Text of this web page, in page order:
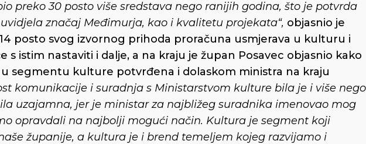
preko 30 posto više sredstava nego ranijih godina, što je potvrda
značaj Međimurja, kao i kvalitetu projekata“, objasnio je
posto svog izvornog prihoda proračuna usmjerava u kulturu i
s istim nastaviti i dalje, a na kraju je župan Posavec objasnio kako
segmentu kulture potvrđena i dolaskom ministra na kraju
komunikacije i suradnja s Ministarstvom kulture bila je i više nego
uzajamna, jer je ministar za najbližeg suradnika imenovao mog
opravdali na najbolji mogući način. Kultura je segment koji
županije, a kultura je i brend temeljem kojeg razvijamo i